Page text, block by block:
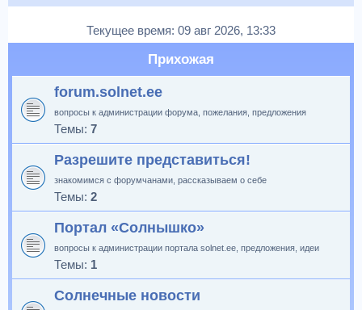
и
Текущее время: 09 авг 2026, 13:33
Прихожая
forum.solnet.ee
вопросы к администрации форума, пожелания, предложения
Темы: 7
Разрешите представиться!
знакомимся с форумчанами, рассказываем о себе
Темы: 2
Портал «Солнышко»
вопросы к администрации портала solnet.ee, предложения, идеи
Темы: 1
Солнечные новости